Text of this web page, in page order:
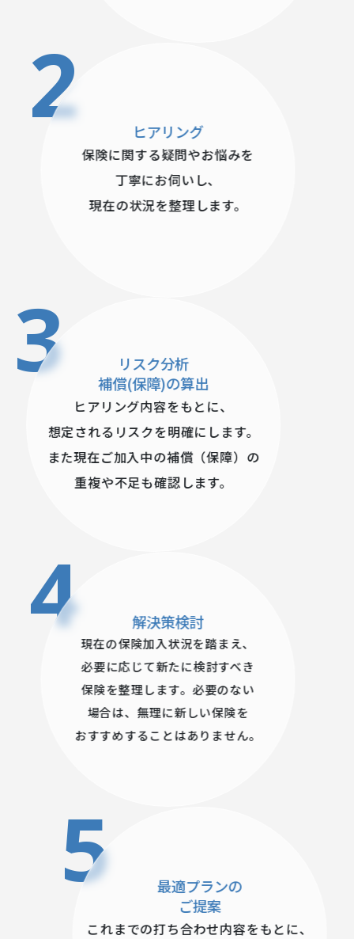
2 ヒアリング
保険に関する疑問やお悩みを
丁寧にお伺いし、
現在の状況を整理します。
3
リスク分析
補償(保障)の算出
ヒアリング内容をもとに、
想定されるリスクを明確にします。
また現在ご加入中の補償（保障）の
重複や不足も確認します。
4 解決策検討
現在の保険加入状況を踏まえ、
必要に応じて新たに検討すべき
保険を整理します。必要のない
場合は、無理に新しい保険を
おすすめすることはありません。
5
最適プランの
ご提案
これまでの打ち合わせ内容をもとに、